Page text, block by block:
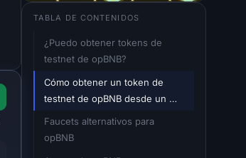
TABLA DE CONTENIDOS
¿Puedo obtener tokens de
testnet de opBNB?
Cómo obtener un token de
testnet de opBNB desde un
Faucets alternativos para
opBNB